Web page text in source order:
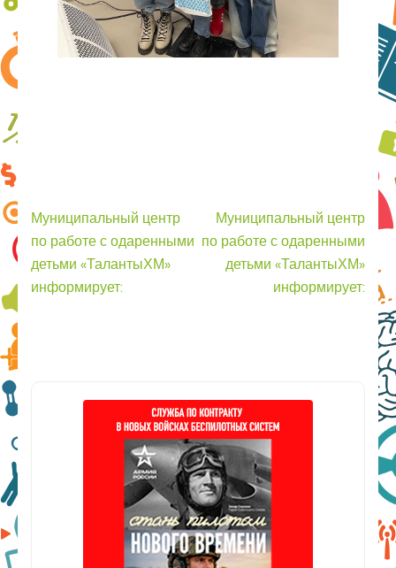
Навигация
по
записям
Муниципальный центр
по работе с одаренными
детьми «ТалантыХМ»
информирует:
Муниципальный центр
по работе с одаренными
детьми «ТалантыХМ»
информирует: